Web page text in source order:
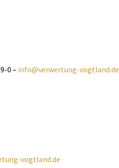
0 – info@verwertung-vogtland.de
vogtland.de